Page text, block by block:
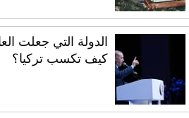
الدولة التي جعلت
كيف تكسب تركيا؟